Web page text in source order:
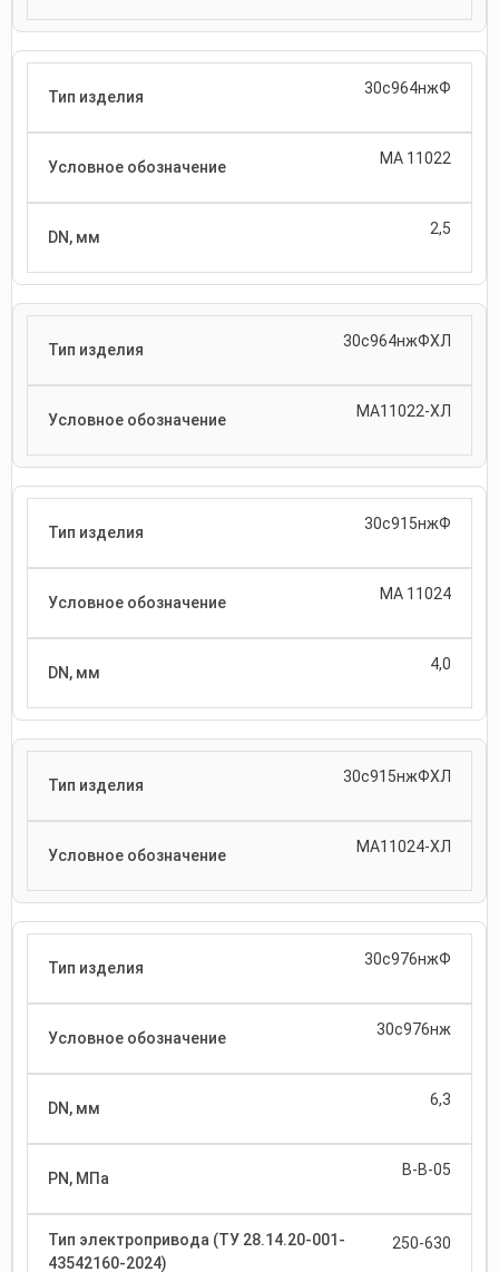
30с964нжФ
МА 11022
2,5
30с964нжФХЛ
МА11022-ХЛ
30с915нжФ
МА 11024
4,0
30с915нжФХЛ
МА11024-ХЛ
30с976нжФ
30с976нж
6,3
В-В-05
250-630